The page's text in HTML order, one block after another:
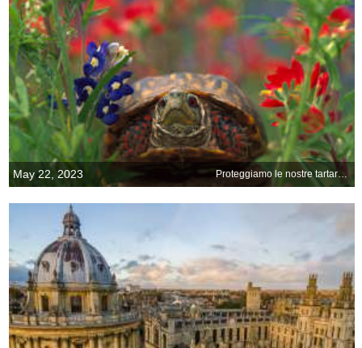
May 22, 2023 Proteggiamo le nostre tartarughe!